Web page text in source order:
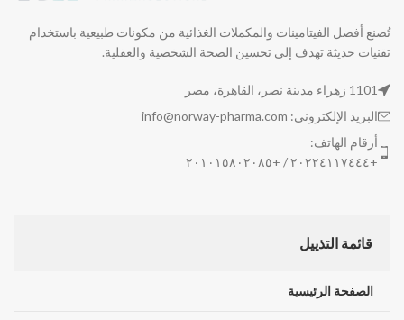
تُصنع أفضل الفيتامينات والمكملات الغذائية من مكونات طبيعية باستخدام
تقنيات حديثة تهدف إلى تحسين الصحة الشخصية والعقلية.
1101 زهراء مدينة نصر، القاهرة، مصر
البريد الإلكتروني: info@norway-pharma.com
أرقام الهاتف:
+٢٠٢٢٤١١٧٤٤٤ / +٢٠١٠١٥٨٠٢٠٨٥
قائمة التذييل
الصفحة الرئيسية